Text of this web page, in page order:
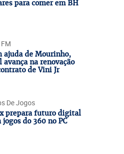
para comer em BH
ajuda de Mourinho,
avança na renovação
de Vini Jr
De Jogos
prepara futuro digital
jogos do 360 no PC